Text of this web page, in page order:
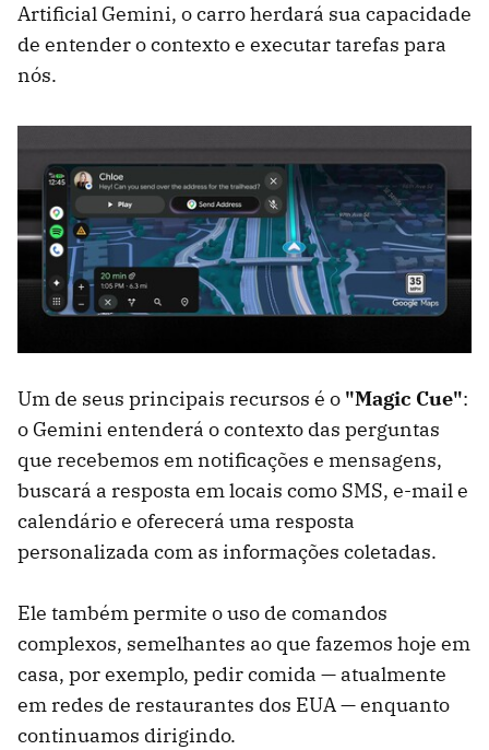
Artificial Gemini, o carro herdará sua capacidade
de entender o contexto e executar tarefas para
nós.
Um de seus principais recursos é o "Magic Cue":
o Gemini entenderá o contexto das perguntas
que recebemos em notificações e mensagens,
buscará a resposta em locais como SMS, e-mail e
calendário e oferecerá uma resposta
personalizada com as informações coletadas.
Ele também permite o uso de comandos
complexos, semelhantes ao que fazemos hoje em
casa, por exemplo, pedir comida — atualmente
em redes de restaurantes dos EUA — enquanto
continuamos dirigindo.